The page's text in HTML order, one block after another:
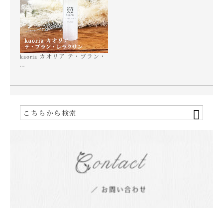
kaoria カオリア テ・ブラン・
…